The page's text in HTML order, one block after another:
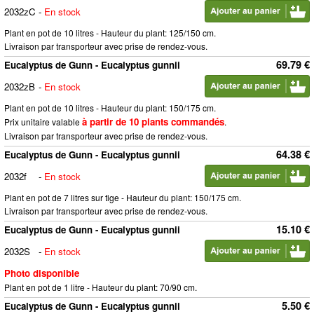
2032zC - En stock
Plant en pot de 10 litres - Hauteur du plant: 125/150 cm.
Livraison par transporteur avec prise de rendez-vous.
69.79 €
Eucalyptus de Gunn - Eucalyptus gunnii
2032zB - En stock
Plant en pot de 10 litres - Hauteur du plant: 150/175 cm.
Prix unitaire valableà partir de 10 plants commandés.
Livraison par transporteur avec prise de rendez-vous.
64.38 €
Eucalyptus de Gunn - Eucalyptus gunnii
2032f
- En stock
Plant en pot de 7 litres sur tige - Hauteur du plant: 150/175 cm.
Livraison par transporteur avec prise de rendez-vous.
15.10 €
Eucalyptus de Gunn - Eucalyptus gunnii
2032S
- En stock
Photo disponible
Plant en pot de 1 litre - Hauteur du plant: 70/90 cm.
5.50 €
Eucalyptus de Gunn - Eucalyptus gunnii